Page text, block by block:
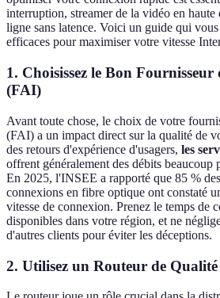
interruption, streamer de la vidéo en
ligne sans latence. Voici un guide qui vous
efficaces pour maximiser votre vitesse
1. Choisissez le Bon Fournisseur
(FAI)
Avant toute chose, le choix de votre
(FAI) a un impact direct sur la qualité de
des retours d'expérience d'usagers, les
offrent généralement des débits
En 2025, l'INSEE a rapporté que 85 %
connexions en fibre optique ont constaté
vitesse de connexion. Prenez le temps de
disponibles dans votre région, et ne
d'autres clients pour éviter les déceptions.
2. Utilisez un Routeur de Qualité